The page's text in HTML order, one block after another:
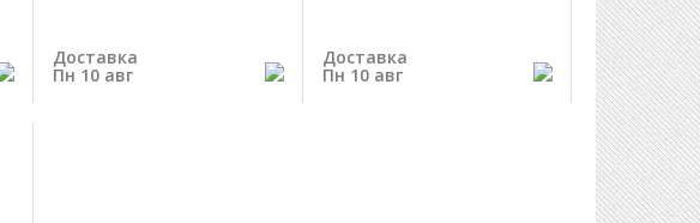
Доставка
Пн 10 авг
Доставка
Пн 10 авг